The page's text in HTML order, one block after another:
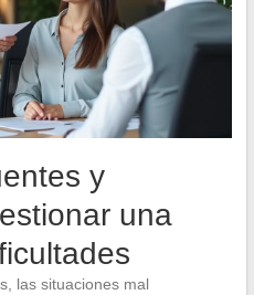
y
una
las situaciones mal